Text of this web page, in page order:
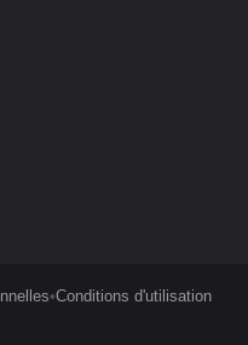
•Conditions d'utilisation